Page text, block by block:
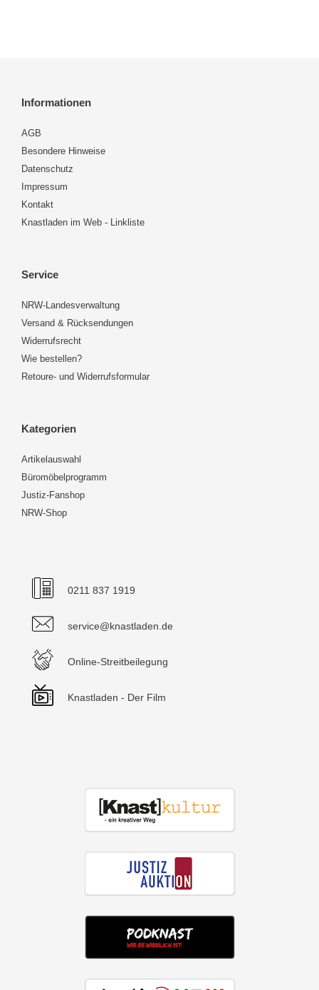
Informationen
AGB
Besondere Hinweise
Datenschutz
Impressum
Kontakt
Knastladen im Web - Linkliste
Service
NRW-Landesverwaltung
Versand & Rücksendungen
Widerrufsrecht
Wie bestellen?
Retoure- und Widerrufsformular
Kategorien
Artikelauswahl
Büromöbelprogramm
Justiz-Fanshop
NRW-Shop
0211 837 1919
service@knastladen.de
Online-Streitbeilegung
Knastladen - Der Film